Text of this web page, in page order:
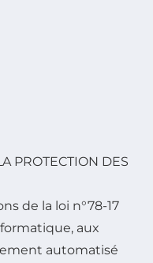
PROTECTION DES
de la loi n°78-17
aux
automatisé